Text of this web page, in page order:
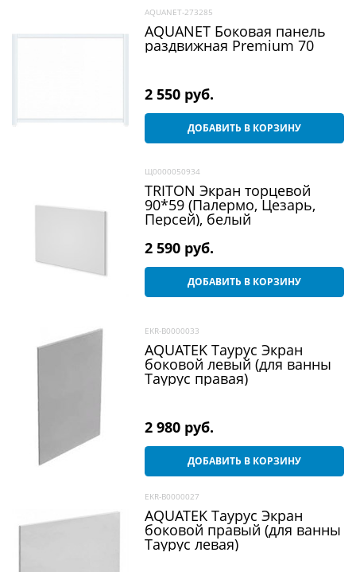
AQUANET-273285
AQUANET Боковая панель
раздвижная Premium 70
2 550 руб.
ДОБАВИТЬ В КОРЗИНУ
Щ0000050934
TRITON Экран торцевой
90*59 (Палермо, Цезарь,
Персей), белый
2 590 руб.
ДОБАВИТЬ В КОРЗИНУ
EKR-B0000033
AQUATEK Таурус Экран
боковой левый (для ванны
Таурус правая)
2 980 руб.
ДОБАВИТЬ В КОРЗИНУ
EKR-B0000027
AQUATEK Таурус Экран
боковой правый (для ванны
Таурус левая)